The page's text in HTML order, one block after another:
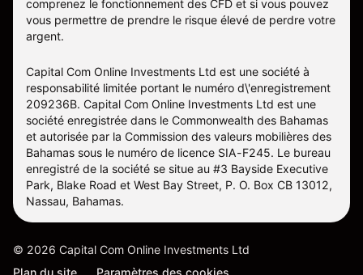
comprenez le fonctionnement des CFD et si vous pouvez
vous permettre de prendre le risque élevé de perdre votre
argent.
Capital Com Online Investments Ltd est une société à
responsabilité limitée portant le numéro d\'enregistrement
209236B. Capital Com Online Investments Ltd est une
société enregistrée dans le Commonwealth des Bahamas
et autorisée par la Commission des valeurs mobilières des
Bahamas sous le numéro de licence SIA-F245. Le bureau
enregistré de la société se situe au #3 Bayside Executive
Park, Blake Road et West Bay Street, P. O. Box CB 13012,
Nassau, Bahamas.
© 2026 Capital Com Online Investments Ltd
Plan du site
Paramètres des cookies